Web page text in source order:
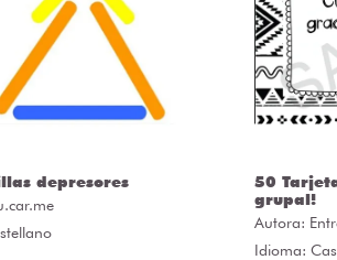
depresores
50
grupal!
Autora:
Idioma: